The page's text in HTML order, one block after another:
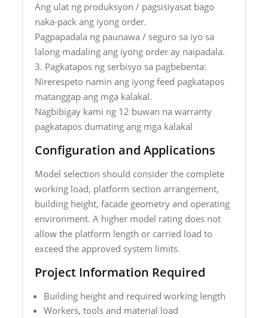
Ang ulat ng produksyon / pagsisiyasat bago
naka-pack ang iyong order.
Pagpapadala ng paunawa / seguro sa iyo sa
lalong madaling ang iyong order ay naipadala.
3. Pagkatapos ng serbisyo sa pagbebenta:
Nirerespeto namin ang iyong feed pagkatapos
matanggap ang mga kalakal.
Nagbibigay kami ng 12 buwan na warranty
pagkatapos dumating ang mga kalakal
Configuration and Applications
Model selection should consider the complete
working load, platform section arrangement,
building height, facade geometry and operating
environment. A higher model rating does not
allow the platform length or carried load to
exceed the approved system limits.
Project Information Required
Building height and required working length
Workers, tools and material load